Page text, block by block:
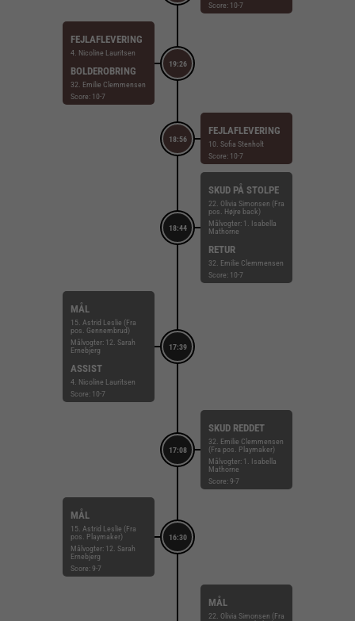
Score: 10-7
19:26
FEJLAFLEVERING
4. Nicoline Lauritsen
BOLDEROBRING
32. Emilie Clemmensen
Score: 10-7
18:56
FEJLAFLEVERING
10. Sofia Stenholt
Score: 10-7
18:44
SKUD PÅ STOLPE
22. Olivia Simonsen (Fra
pos. Højre back)
Målvogter: 1. Isabella
Mathorne
RETUR
32. Emilie Clemmensen
Score: 10-7
17:39
MÅL
15. Astrid Leslie (Fra
pos. Gennembrud)
Målvogter: 12. Sarah
Ernebjerg
ASSIST
4. Nicoline Lauritsen
Score: 10-7
17:08
SKUD REDDET
32. Emilie Clemmensen
(Fra pos. Playmaker)
Målvogter: 1. Isabella
Mathorne
Score: 9-7
16:30
MÅL
15. Astrid Leslie (Fra
pos. Playmaker)
Målvogter: 12. Sarah
Ernebjerg
Score: 9-7
MÅL
22. Olivia Simonsen (Fra